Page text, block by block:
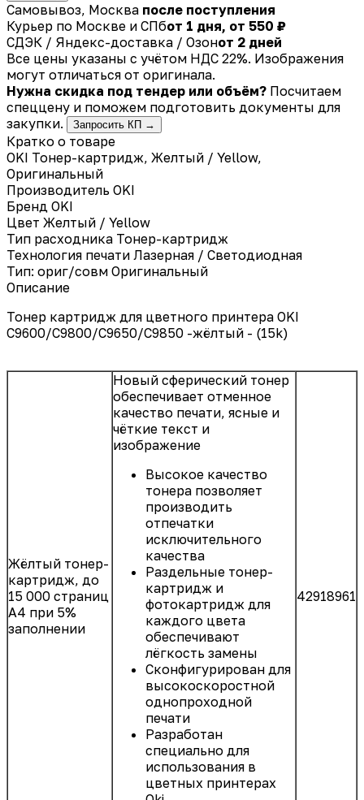
Самовывоз, Москва после поступления
Курьер по Москве и СПбот 1 дня, от 550 ₽
СДЭК / Яндекс-доставка / Озонот 2 дней
Все цены указаны с учётом НДС 22%. Изображения
могут отличаться от оригинала.
Нужна скидка под тендер или объём? Посчитаем
спеццену и поможем подготовить документы для
закупки.
Запросить КП →
Кратко о товаре
OKI Тонер-картридж, Желтый / Yellow,
Оригинальный
Производитель OKI
Бренд OKI
Цвет Желтый / Yellow
Тип расходника Тонер-картридж
Технология печати Лазерная / Светодиодная
Тип: ориг/совм Оригинальный
Описание
Тонер картридж для цветного принтера OKI
С9600/C9800/C9650/C9850 -жёлтый - (15k)
Жёлтый тонер-
картридж, до
15 000 страниц
А4 при 5%
заполнении
Новый сферический тонер
обеспечивает отменное
качество печати, ясные и
чёткие текст и
изображение
Высокое качество
тонера позволяет
производить
отпечатки
исключительного
качества
Раздельные тонер-
картридж и
фотокартридж для
каждого цвета
обеспечивают
лёгкость замены
Сконфигурирован для
высокоскоростной
однопроходной
печати
Разработан
специально для
использования в
цветных принтерах
42918961